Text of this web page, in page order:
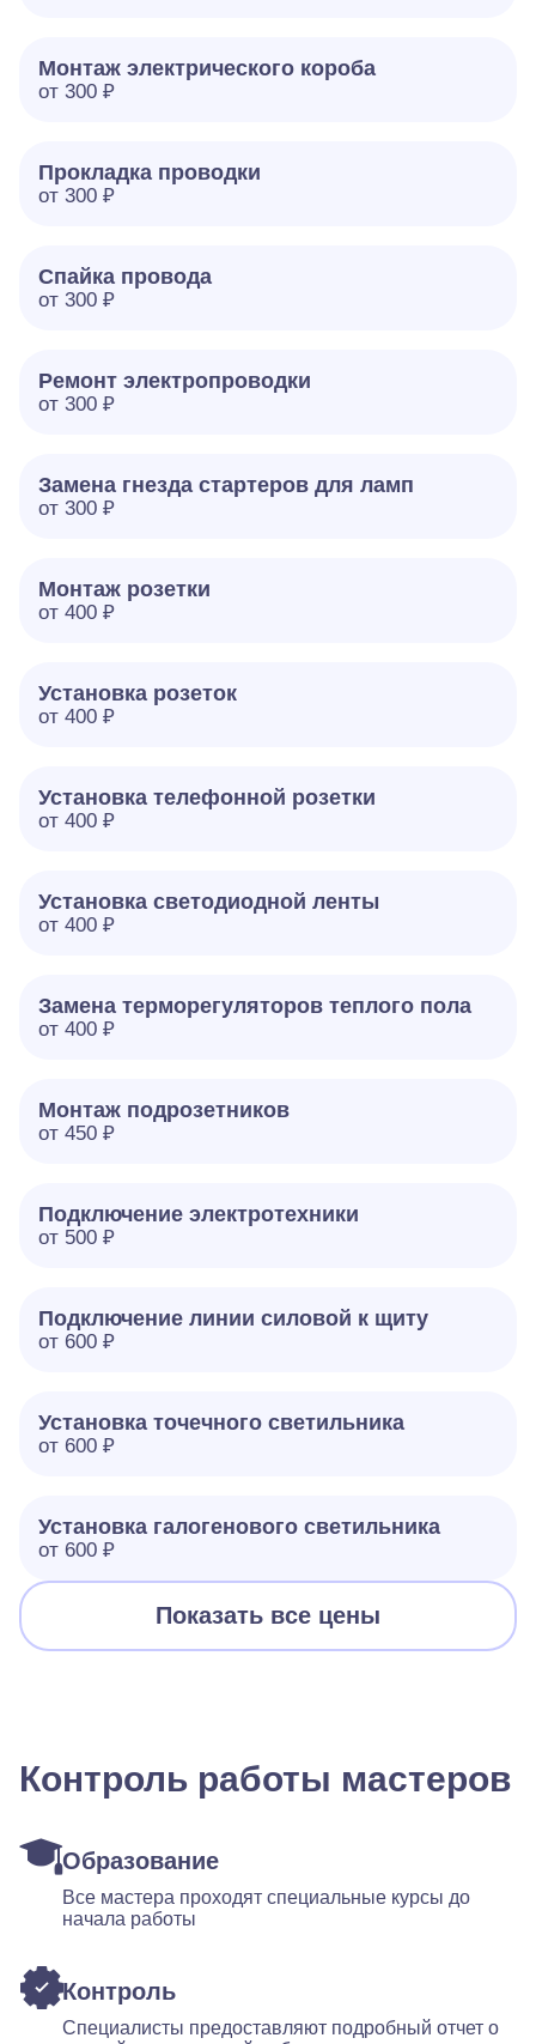
Монтаж электрического короба
от 300 ₽
Прокладка проводки
от 300 ₽
Спайка провода
от 300 ₽
Ремонт электропроводки
от 300 ₽
Замена гнезда стартеров для ламп
от 300 ₽
Монтаж розетки
от 400 ₽
Установка розеток
от 400 ₽
Установка телефонной розетки
от 400 ₽
Установка светодиодной ленты
от 400 ₽
Замена терморегуляторов теплого пола
от 400 ₽
Монтаж подрозетников
от 450 ₽
Подключение электротехники
от 500 ₽
Подключение линии силовой к щиту
от 600 ₽
Установка точечного светильника
от 600 ₽
Установка галогенового светильника
от 600 ₽
Показать все цены
Контроль работы мастеров
Образование
Все мастера проходят специальные курсы до
начала работы
Контроль
Специалисты предоставляют подробный отчет о